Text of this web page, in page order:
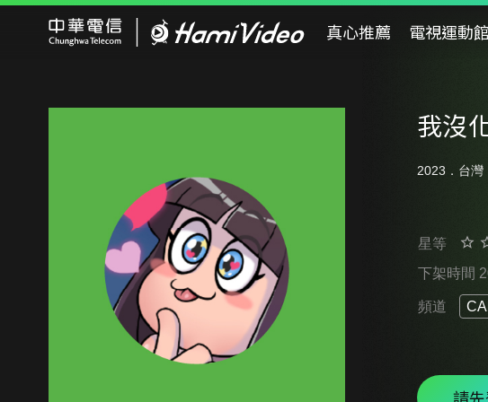
真心推薦 電視運動館
我沒
2023．台灣
星等
下架時間
頻道